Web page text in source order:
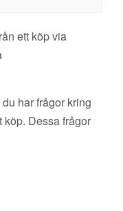
ett köp via
har frågor kring
köp. Dessa frågor